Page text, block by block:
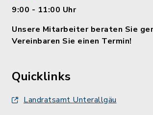
9:00 - 11:00 Uhr
Unsere Mitarbeiter beraten Sie
Vereinbaren Sie einen Termin!
Quicklinks
Landratsamt Unterallgäu